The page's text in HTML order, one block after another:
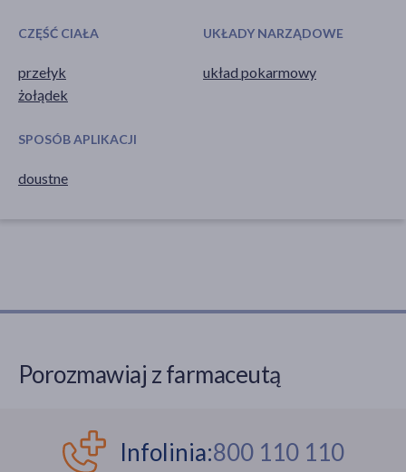
CZĘŚĆ CIAŁA
przełyk
żołądek
UKŁADY NARZĄDOWE
układ pokarmowy
SPOSÓB APLIKACJI
doustne
Porozmawiaj z farmaceutą
Infolinia:800 110 110